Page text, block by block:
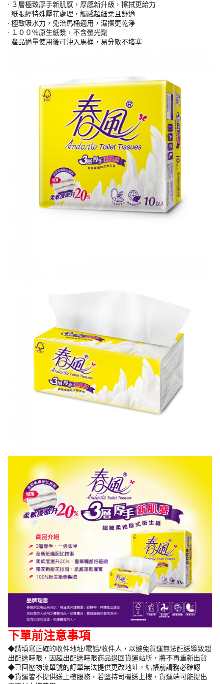
‧ ３層極致厚手新肌感，厚感新升級，擦拭更給力
‧ 紙張經特殊壓花處理，觸感超細柔且舒適
‧ 極致吸水力，免治馬桶適用，濕擦更乾淨
‧ １００％原生紙漿，不含螢光劑
‧ 產品適量使用後可沖入馬桶，易分散不堵塞
下單前注意事項
◆請填寫正確的收件地址/電話/收件人，以避免貨運無法配送導致超
出配送時限，因超出配送時限商品退回貨運站所，將不再重新出貨
◆已回壓物流單號的訂單無法提供更改地址，結帳前請務必確認
◆貨運皆不提供送上樓服務，若堅持司機送上樓，貨運端可能提出